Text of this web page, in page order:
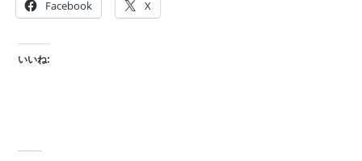
Facebook X
いいね: